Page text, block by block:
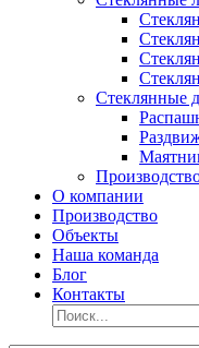
Стеклянные
О компании
Производство
Объекты
Наша команда
Блог
Контакты